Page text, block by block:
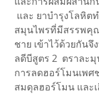
และ ยาบำรุงโลหิต
สมุนไพรที่มีสรรพคุ
ชาย เข้าไว้ด้วยกัน
ลดีบีสูตร 2 ตราละ
การลดฮอร์โมนเพศ
สมดุลฮอร์โมน และ